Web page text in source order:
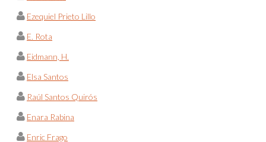
Ezequiel Prieto Lillo
E. Rota
Eidmann, H.
Elsa Santos
Raúl Santos Quirós
Enara Rabina
Enric Frago